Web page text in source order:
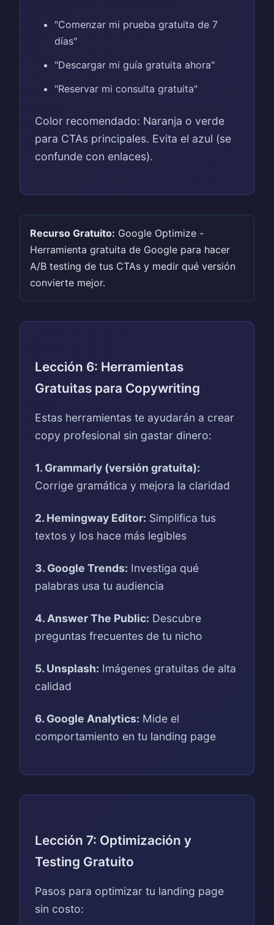
"Comenzar mi prueba gratuita de 7
días"
"Descargar mi guía gratuita ahora"
"Reservar mi consulta gratuita"
Color recomendado: Naranja o verde
para CTAs principales. Evita el azul (se
confunde con enlaces).
Recurso Gratuito: Google Optimize -
Herramienta gratuita de Google para hacer
A/B testing de tus CTAs y medir qué versión
convierte mejor.
Lección 6: Herramientas
Gratuitas para Copywriting
Estas herramientas te ayudarán a crear
copy profesional sin gastar dinero:
1. Grammarly (versión gratuita):
Corrige gramática y mejora la claridad
2. Hemingway Editor: Simplifica tus
textos y los hace más legibles
3. Google Trends: Investiga qué
palabras usa tu audiencia
4. Answer The Public: Descubre
preguntas frecuentes de tu nicho
5. Unsplash: Imágenes gratuitas de alta
calidad
6. Google Analytics: Mide el
comportamiento en tu landing page
Lección 7: Optimización y
Testing Gratuito
Pasos para optimizar tu landing page
sin costo: